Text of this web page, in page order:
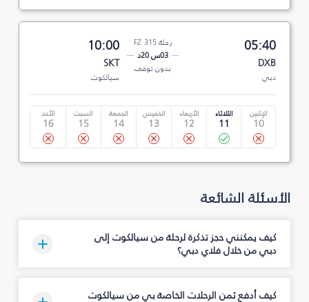
05:40
DXB
دبي
رحلة FZ 315
03س 20د
بدون توقف
10:00
SKT
سيالكوت
الإثنين
10
الثلاثاء
11
الأربعاء
12
الخميس
13
الجمعة
14
السبت
15
الأحد
16
الأسئلة الشائعة
كيف يمكنني حجز تذكرة لرحلة من سيالكوت إلى
دبي من خلال فلاي دبي؟
كيف أدفع ثمن الرحلات الخاصة بي من سيالكوت